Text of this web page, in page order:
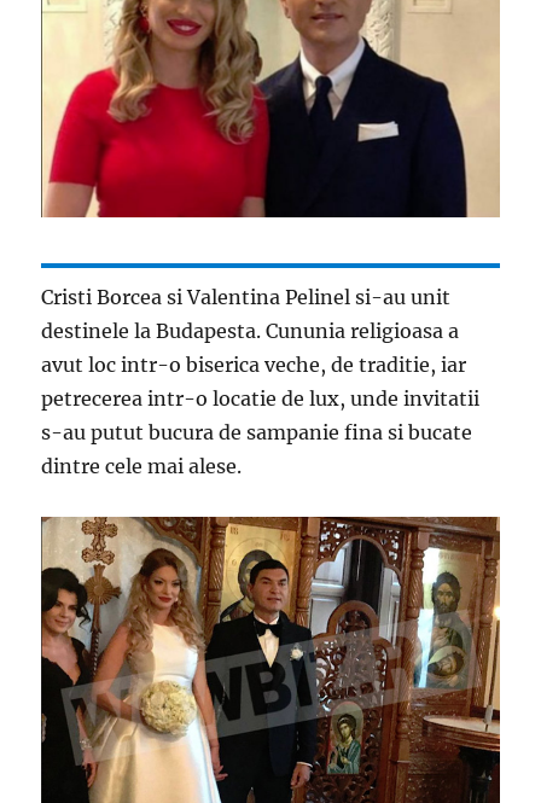
Cristi Borcea si Valentina Pelinel si-au unit
destinele la Budapesta. Cununia religioasa a
avut loc intr-o biserica veche, de traditie, iar
petrecerea intr-o locatie de lux, unde invitatii
s-au putut bucura de sampanie fina si bucate
dintre cele mai alese.